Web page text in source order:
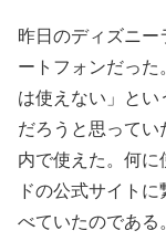
昨日のディズニー
ートフォンだっ
は使えない」と
だろうと思ってい
内で使えた。何に
ドの公式サイト
べていたのである